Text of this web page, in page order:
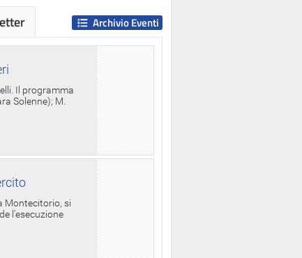
Il programma
Solenne); M.
Montecitorio, si
l'esecuzione
Archivio Eventi